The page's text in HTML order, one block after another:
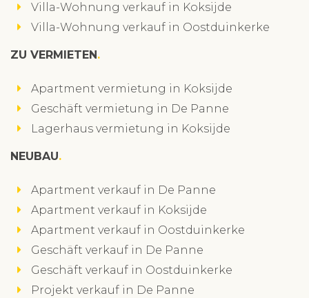
Villa-Wohnung verkauf in Koksijde
Villa-Wohnung verkauf in Oostduinkerke
ZU VERMIETEN
Apartment vermietung in Koksijde
Geschäft vermietung in De Panne
Lagerhaus vermietung in Koksijde
NEUBAU
Apartment verkauf in De Panne
Apartment verkauf in Koksijde
Apartment verkauf in Oostduinkerke
Geschäft verkauf in De Panne
Geschäft verkauf in Oostduinkerke
Projekt verkauf in De Panne